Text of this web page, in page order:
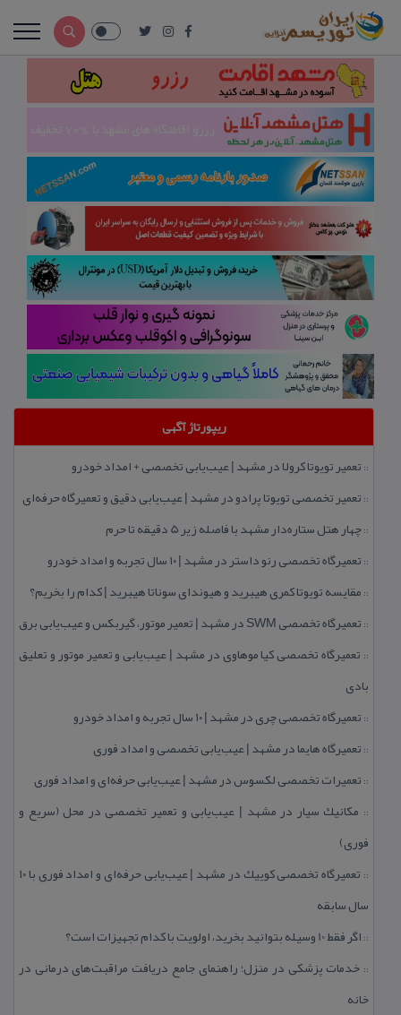
ریپورتاژ آگهی
:: تعمیر تویوتا كرولا در مشهد | عیب‌یابی تخصصی + امداد خودرو
:: تعمیر تخصصی تویوتا پرادو در مشهد | عیب‌یابی دقیق و تعمیرگاه حرفه‌ای
::چهار هتل‌ ستاره‌دار مشهد با فاصله زیر 5 دقیقه تا حرم
:: تعمیرگاه تخصصی رنو داستر در مشهد | ۱۰ سال تجربه و امداد خودرو
:: مقایسه تویوتا كمری هیبرید و هیوندای سوناتا هیبرید | كدام را بخریم؟
:: تعمیرگاه تخصصی SWM در مشهد | تعمیر موتور، گیربكس و عیب‌یابی برق
:: تعمیرگاه تخصصی كیا موهاوی در مشهد | عیب‌یابی و تعمیر موتور و تعلیق
بادی
:: تعمیرگاه تخصصی چری در مشهد | ۱۰ سال تجربه و امداد خودرو
:: تعمیرگاه هایما در مشهد | عیب‌یابی تخصصی و امداد فوری
:: تعمیرات تخصصی لكسوس در مشهد | عیب‌یابی حرفه‌ای و امداد فوری
:: مكانیك سیار در مشهد | عیب‌یابی و تعمیر تخصصی در محل (سریع و
فوری)
::
تعمیرگاه تخصصی كوییك در مشهد | عیب‌یابی حرفه‌ای و امداد فوری با ۱۰
سال سابقه
:: اگر فقط 10 وسیله بتوانید بخرید، اولویت با كدام تجهیزات است؟
:: خدمات پزشكی در منزل؛ راهنمای جامع دریافت مراقبت‌های درمانی در
خانه